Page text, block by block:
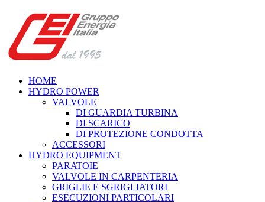
HOME
HYDRO POWER
VALVOLE
DI GUARDIA TURBINA
DI SCARICO
DI PROTEZIONE CONDOTTA
ACCESSORI
HYDRO EQUIPMENT
PARATOIE
VALVOLE IN CARPENTERIA
GRIGLIE E SGRIGLIATORI
ESECUZIONI PARTICOLARI